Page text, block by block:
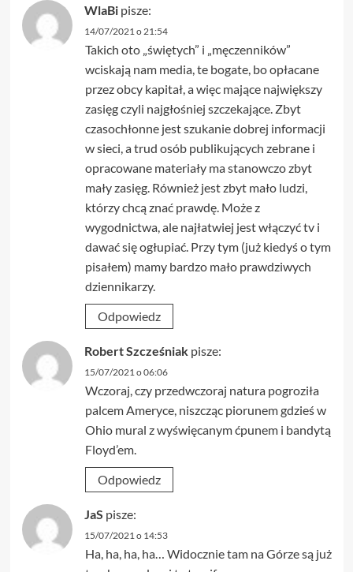
WlaBi pisze:
14/07/2021 o 21:54
Takich oto „świętych” i „męczenników”
wciskają nam media, te bogate, bo opłacane
przez obcy kapitał, a więc mające największy
zasięg czyli najgłośniej szczekające. Zbyt
czasochłonne jest szukanie dobrej informacji
w sieci, a trud osób publikujących zebrane i
opracowane materiały ma stanowczo zbyt
mały zasięg. Również jest zbyt mało ludzi,
którzy chcą znać prawdę. Może z
wygodnictwa, ale najłatwiej jest włączyć tv i
dawać się ogłupiać. Przy tym (już kiedyś o tym
pisałem) mamy bardzo mało prawdziwych
dziennikarzy.
Odpowiedz
Robert Szcześniak pisze:
15/07/2021 o 06:06
Wczoraj, czy przedwczoraj natura pogroziła
palcem Ameryce, niszcząc piorunem gdzieś w
Ohio mural z wyświęcanym ćpunem i bandytą
Floyd’em.
Odpowiedz
JaS pisze:
15/07/2021 o 14:53
Ha, ha, ha, ha… Widocznie tam na Górze są już